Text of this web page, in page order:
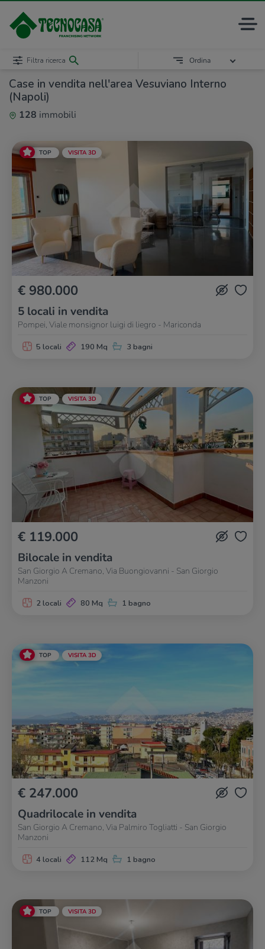
Case in vendita nell'area Vesuviano Interno
(Napoli)
128 immobili
Filtra ricerca Ordina
TOP VISITA 3D
€ 980.000
5 locali in vendita
Pompei, Viale monsignor luigi di liegro - Mariconda
5 locali 190 Mq 3 bagni
TOP VISITA 3D
€ 119.000
Bilocale in vendita
San Giorgio A Cremano, Via Buongiovanni - San Giorgio
Manzoni
2 locali 80 Mq 1 bagno
TOP VISITA 3D
€ 247.000
Quadrilocale in vendita
San Giorgio A Cremano, Via Palmiro Togliatti - San Giorgio
Manzoni
4 locali 112 Mq 1 bagno
TOP VISITA 3D